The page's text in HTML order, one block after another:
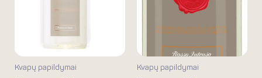
Kvapų papildymai Kvapų papildymai